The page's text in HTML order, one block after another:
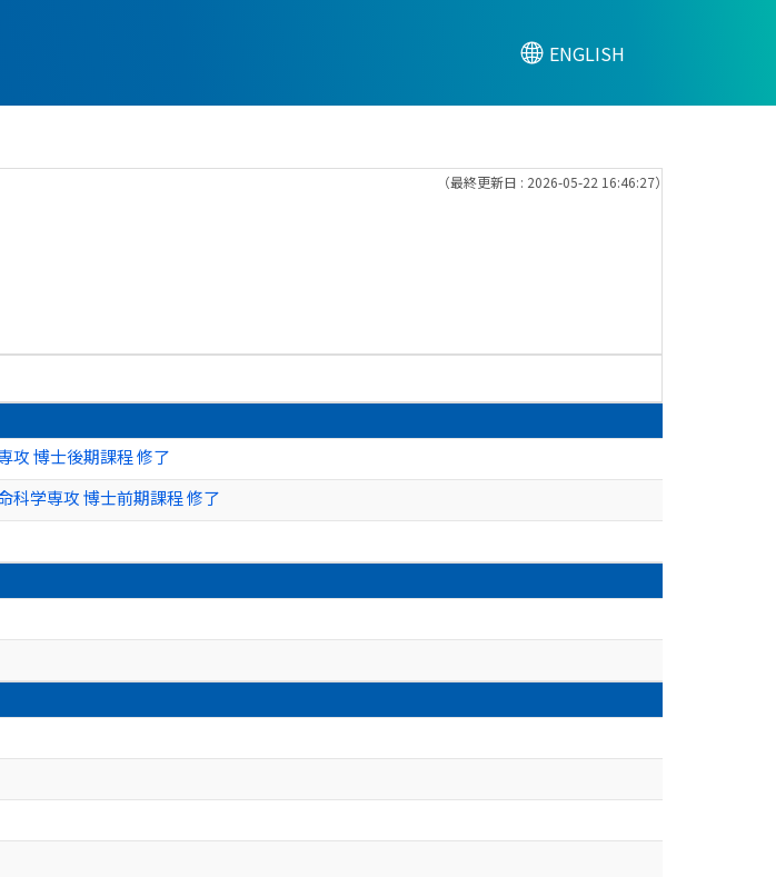
ENGLISH
（最終更新日 : 2026-05-22 16:46:27）
攻 博士後期課程 修了
科学専攻 博士前期課程 修了